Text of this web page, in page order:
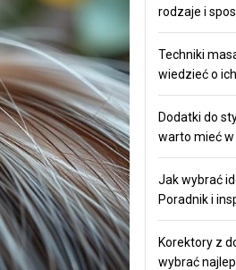
rodzaje i
Techniki
wiedzieć o
Dodatki do
warto mieć
Jak wybrać
Poradnik i
Korektory z
wybrać